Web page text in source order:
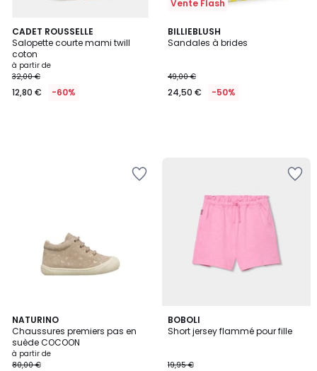
CADET ROUSSELLE
Salopette courte mami twill
coton
à partir de
32,00 €
12,80 € -60%
Vente Flash
BILLIEBLUSH
Sandales à brides
49,00 €
24,50 € -50%
NATURINO
Chaussures premiers pas en
suède COCOON
à partir de
80,00 €
3
Couleurs
BOBOLI
Short jersey flammé pour fille
19,95 €